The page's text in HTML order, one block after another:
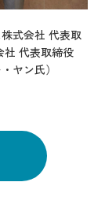
式会社 代表取
社 代表取締役
ヤン氏）